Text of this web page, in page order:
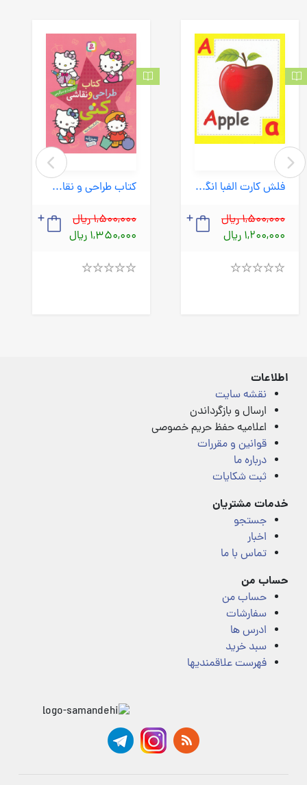
کتاب طراحی و نقاشی کتی (بنفشه) رحلی شومیز
1,500,000 ریال
1,350,000 ریال
فلش کارت الفبا انگلیسی (لیدا) 1/16
1,500,000 ریال
1,200,000 ریال
اطلاعات
نقشه سایت
ارسال و بازگرداندن
اعلامیه حفظ حریم خصوصی
قوانین و مقررات
درباره ما
ثبت شکایات
خدمات مشتریان
جستجو
اخبار
تماس با ما
حساب من
حساب من
سفارشات
ادرس ها
سبد خرید
فهرست علاقمندیها